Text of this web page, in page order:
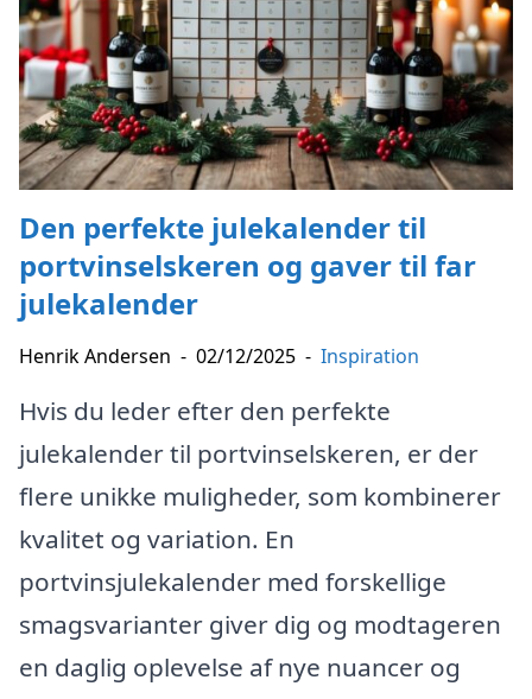
Den perfekte julekalender til
portvinselskeren og gaver til far
julekalender
Henrik Andersen - 02/12/2025 - Inspiration
Hvis du leder efter den perfekte
julekalender til portvinselskeren, er der
flere unikke muligheder, som kombinerer
kvalitet og variation. En
portvinsjulekalender med forskellige
smagsvarianter giver dig og modtageren
en daglig oplevelse af nye nuancer og